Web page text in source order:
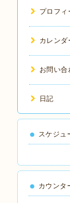
プロフィ
カレンダ
お問い合
日記
スケジュ
カウンタ